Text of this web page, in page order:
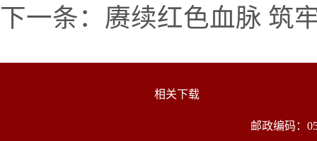
下一条： 赓续红色血脉 筑
相关下载
邮政编码：